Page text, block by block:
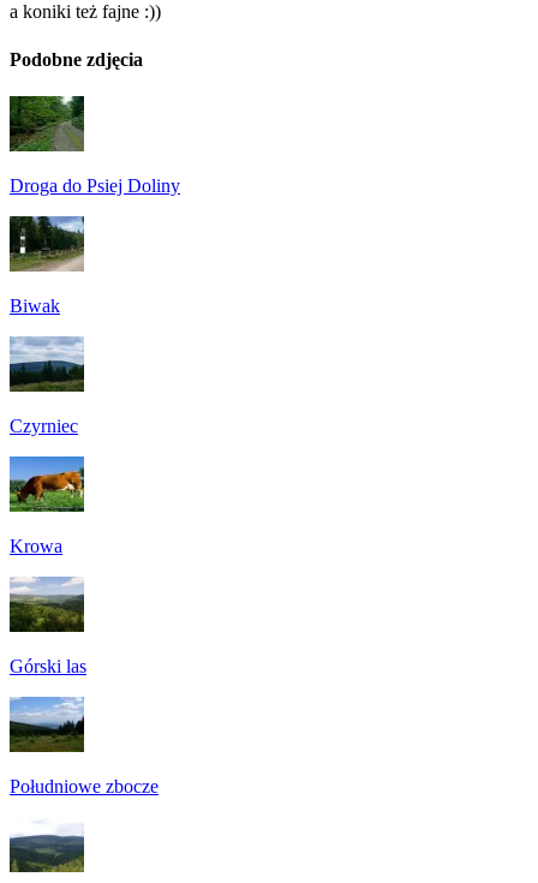
a koniki też fajne :))
Podobne zdjęcia
Droga do Psiej Doliny
Biwak
Czyrniec
Krowa
Górski las
Południowe zbocze